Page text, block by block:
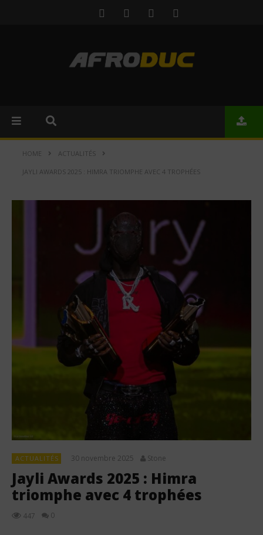
HOME ACTUALITÉS
JAYLI AWARDS 2025 : HIMRA TRIOMPHE AVEC 4 TROPHÉES
ACTUALITÉS 30 novembre 2025 Stone
Jayli Awards 2025 : Himra
triomphe avec 4 trophées
447 0